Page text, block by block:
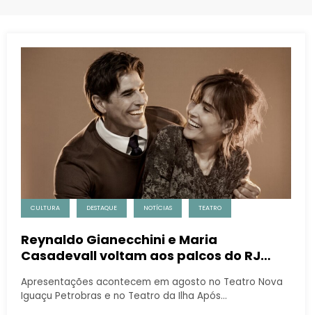
CULTURA DESTAQUE NOTÍCIAS TEATRO
Reynaldo Gianecchini e Maria
Casadevall voltam aos palcos do RJ
Apresentações acontecem em agosto no Teatro Nova
Iguaçu Petrobras e no Teatro da Ilha Após…